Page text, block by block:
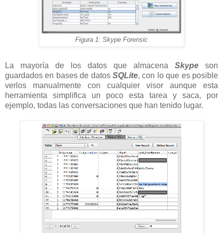
Figura 1: Skype Forensic
La mayoría de los datos que almacena Skype son
guardados en bases de datos SQLite, con lo que es posible
verlos manualmente con cualquier visor aunque esta
herramienta simplifica un poco esta tarea y saca, por
ejemplo, todas las conversaciones que han tenido lugar.